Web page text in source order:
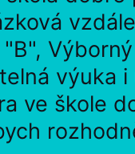
výuka i
ve škole